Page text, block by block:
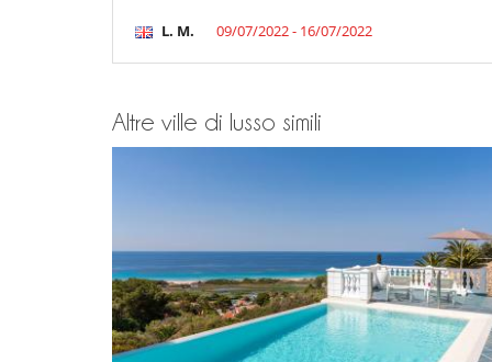
L. M. 09/07/2022 - 16/07/2022
Altre ville di lusso simili